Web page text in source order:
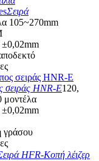
Σειρά
105~270mm
±0,02mm
σειράς HNR-E120,
μοντέλα
±0,02mm
γράσου
HFR-Κοπή λέιζερ